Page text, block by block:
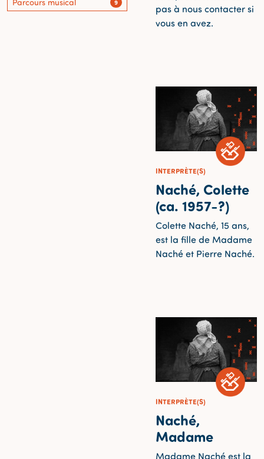
pas à nous contacter si
vous en avez.
INTERPRÈTE(S)
Naché, Colette
(ca. 1957-?)
Colette Naché, 15 ans,
est la fille de Madame
Naché et Pierre Naché.
INTERPRÈTE(S)
Naché,
Madame
Madame Naché est la
Parcours musical 9